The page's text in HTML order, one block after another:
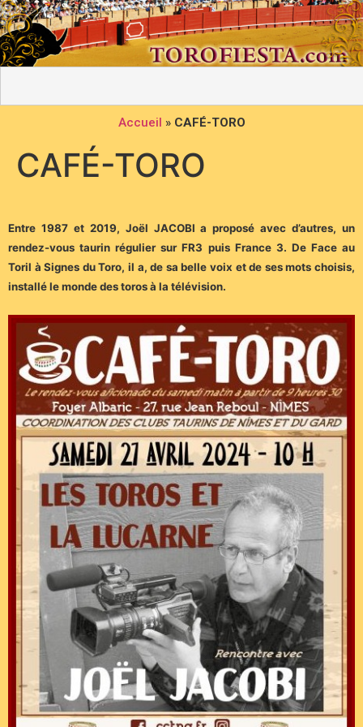
Accueil » CAFÉ-TORO
CAFÉ-TORO
Entre 1987 et 2019, Joël JACOBI a proposé avec d’autres, un
rendez-vous taurin régulier sur FR3 puis France 3. De Face au
Toril à Signes du Toro, il a, de sa belle voix et de ses mots choisis,
installé le monde des toros à la télévision.